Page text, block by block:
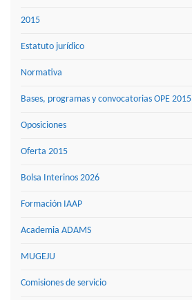
2015
Estatuto jurídico
Normativa
Bases, programas y convocatorias OPE 2015
Oposiciones
Oferta 2015
Bolsa Interinos 2026
Formación IAAP
Academia ADAMS
MUGEJU
Comisiones de servicio